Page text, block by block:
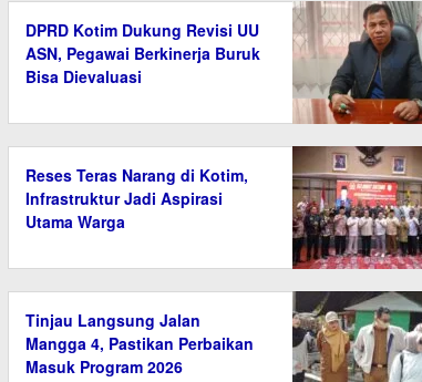
DPRD Kotim Dukung Revisi UU
ASN, Pegawai Berkinerja Buruk
Bisa Dievaluasi
Reses Teras Narang di Kotim,
Infrastruktur Jadi Aspirasi
Utama Warga
Tinjau Langsung Jalan
Mangga 4, Pastikan Perbaikan
Masuk Program 2026